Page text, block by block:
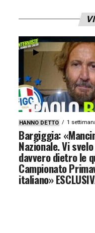
HANNO DETTO 1
Bargiggia:
Nazionale. Vi
davvero dietro le
Campionato
italiano»